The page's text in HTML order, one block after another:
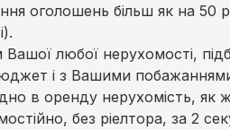
оголошень більш як на 50
любої нерухомості,
і з Вашими
в оренду нерухомість, як
без ріелтора, за 2